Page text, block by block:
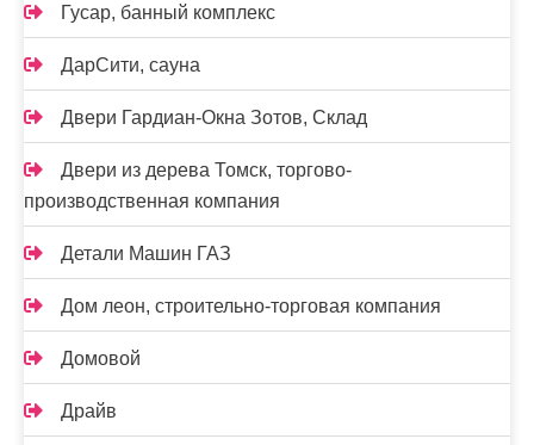
Гусар, банный комплекс
ДарСити, сауна
Двери Гардиан-Окна Зотов, Склад
Двери из дерева Томск, торгово-
производственная компания
Детали Машин ГАЗ
Дом леон, строительно-торговая компания
Домовой
Драйв